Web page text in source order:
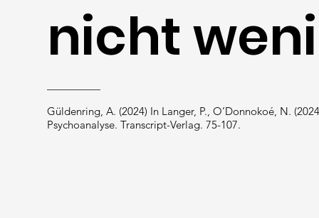
nicht
Güldenring, A. (2024) In Langer, P., O’Donnokoé, N.
Psychoanalyse. Transcript-Verlag. 75-107.